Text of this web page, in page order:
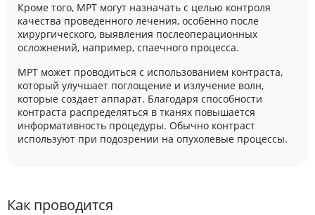
Кроме того, МРТ могут назначать с целью контроля
качества проведенного лечения, особенно после
хирургического, выявления послеоперационных
осложнений, например, спаечного процесса.
МРТ может проводиться с использованием контраста,
который улучшает поглощение и излучение волн,
которые создает аппарат. Благодаря способности
контраста распределяться в тканях повышается
информативность процедуры. Обычно контраст
используют при подозрении на опухолевые процессы.
Как проводится